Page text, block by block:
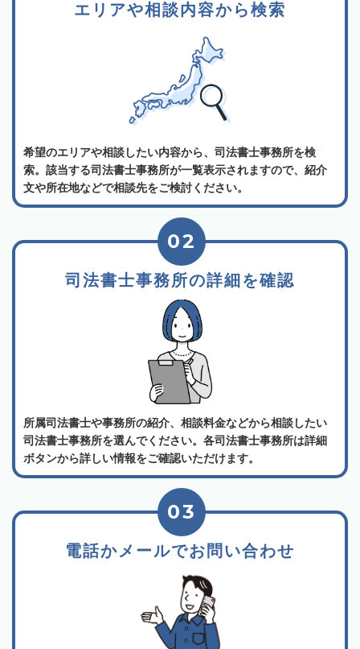
エリアや相談内容から検索
希望のエリアや相談したい内容から、司法書士事務所を検
索。該当する司法書士事務所が一覧表示されますので、紹介
文や所在地などで相談先をご検討ください。
司法書士事務所の詳細を確認
02
所属司法書士や事務所の紹介、相談料金などから相談したい
司法書士事務所を選んでください。各司法書士事務所は詳細
ボタンから詳しい情報をご確認いただけます。
電話かメールでお問い合わせ
03